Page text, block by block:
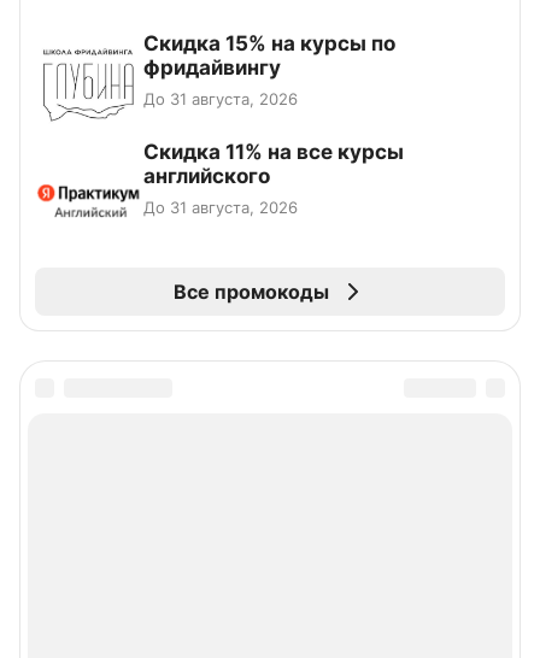
Скидка 15% на курсы по
фридайвингу
До 31 августа, 2026
Скидка 11% на все курсы
английского
До 31 августа, 2026
Все промокоды